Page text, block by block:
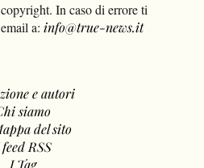
In caso di errore ti
a: info@true-news.it
e autori
siamo
del sito
RSS
I Tag